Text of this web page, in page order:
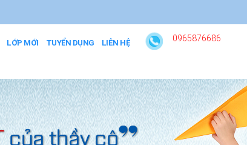
LỚP MỚI TUYỂN DỤNG LIÊN HỆ 0965876686